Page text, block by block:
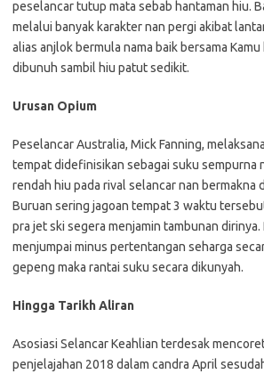
peselancar tutup mata sebab hantaman hiu.
melalui banyak karakter nan pergi akibat
alias anjlok bermula nama baik bersama
dibunuh sambil hiu patut sedikit.
Urusan Opium
Peselancar Australia, Mick Fanning,
tempat didefinisikan sebagai suku sempurna
rendah hiu pada rival selancar nan bermakna
Buruan sering jagoan tempat 3 waktu
pra jet ski segera menjamin tambunan
menjumpai minus pertentangan seharga
gepeng maka rantai suku secara dikunyah.
Hingga Tarikh Aliran
Asosiasi Selancar Keahlian terdesak
penjelajahan 2018 dalam candra April